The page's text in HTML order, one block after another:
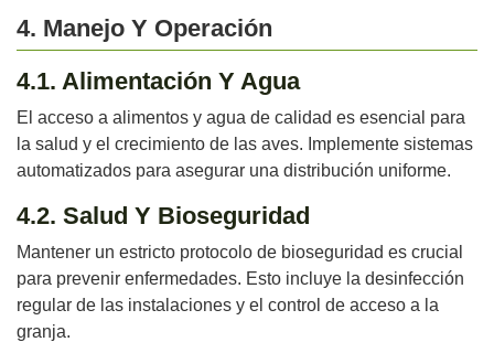
4. Manejo Y Operación
4.1. Alimentación Y Agua
El acceso a alimentos y agua de calidad es esencial para
la salud y el crecimiento de las aves. Implemente sistemas
automatizados para asegurar una distribución uniforme.
4.2. Salud Y Bioseguridad
Mantener un estricto protocolo de bioseguridad es crucial
para prevenir enfermedades. Esto incluye la desinfección
regular de las instalaciones y el control de acceso a la
granja.